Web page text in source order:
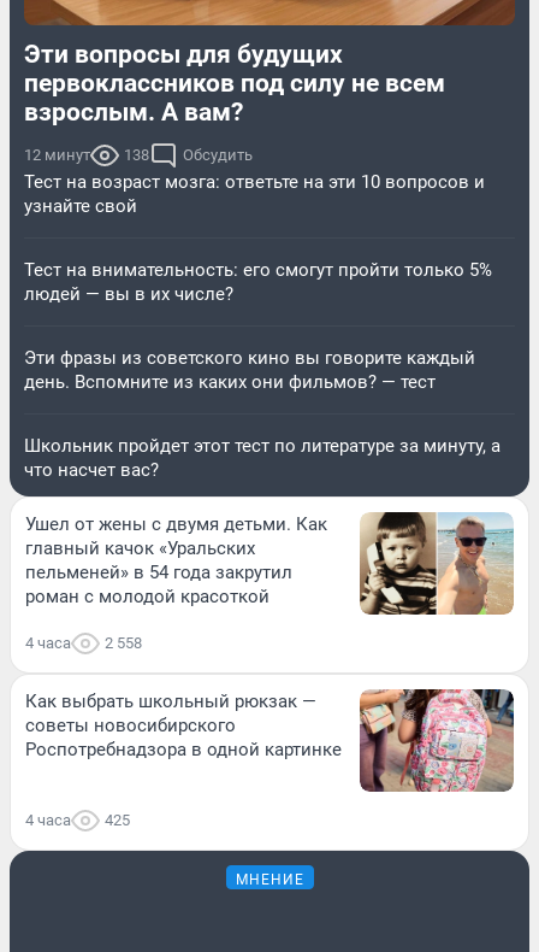
Эти вопросы для будущих
первоклассников под силу не всем
взрослым. А вам?
12 минут 138 Обсудить
Тест на возраст мозга: ответьте на эти 10 вопросов и
узнайте свой
Тест на внимательность: его смогут пройти только 5%
людей — вы в их числе?
Эти фразы из советского кино вы говорите каждый
день. Вспомните из каких они фильмов? — тест
Школьник пройдет этот тест по литературе за минуту, а
что насчет вас?
Ушел от жены с двумя детьми. Как
главный качок «Уральских
пельменей» в 54 года закрутил
роман с молодой красоткой
4 часа 2 558
Как выбрать школьный рюкзак —
советы новосибирского
Роспотребнадзора в одной картинке
4 часа 425
МНЕНИЕ